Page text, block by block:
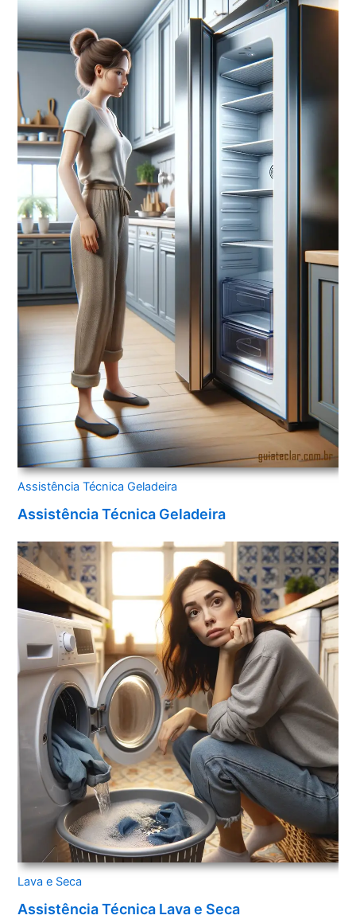
Assistência Técnica Geladeira
Assistência Técnica Geladeira
Lava e Seca
Assistência Técnica Lava e Seca